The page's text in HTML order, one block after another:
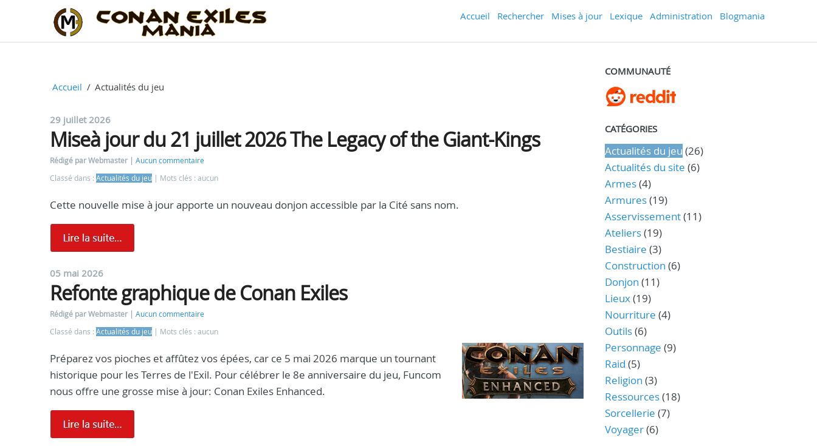
Accueil Rechercher Mises à jour Lexique Administration Blogmania
Accueil Actualités du jeu
29 juillet 2026
Miseà jour du 21 juillet 2026 The Legacy of the Giant-Kings
Rédigé par Webmaster
Aucun commentaire
Classé dans : Actualités du jeu Mots clés : aucun
Cette nouvelle mise à jour apporte un nouveau donjon accessible par la Cité sans nom.
05 mai 2026
Refonte graphique de Conan Exiles
Rédigé par Webmaster
Aucun commentaire
Classé dans : Actualités du jeu Mots clés : aucun
Préparez vos pioches et affûtez vos épées, car ce 5 mai 2026 marque un tournant
historique pour les Terres de l'Exil. Pour célébrer le 8e anniversaire du jeu, Funcom
nous offre une grosse mise à jour: Conan Exiles Enhanced.
COMMUNAUTÉ
CATÉGORIES
Actualités du jeu (26)
Actualités du site (6)
Armes(4)
Armures(19)
Asservissement(11)
Ateliers(19)
Bestiaire (3)
Construction (6)
Donjon (11)
Lieux(19)
Nourriture (4)
Outils(6)
Personnage (9)
Raid (5)
Religion (3)
Ressources(18)
Sorcellerie (7)
Voyager(6)